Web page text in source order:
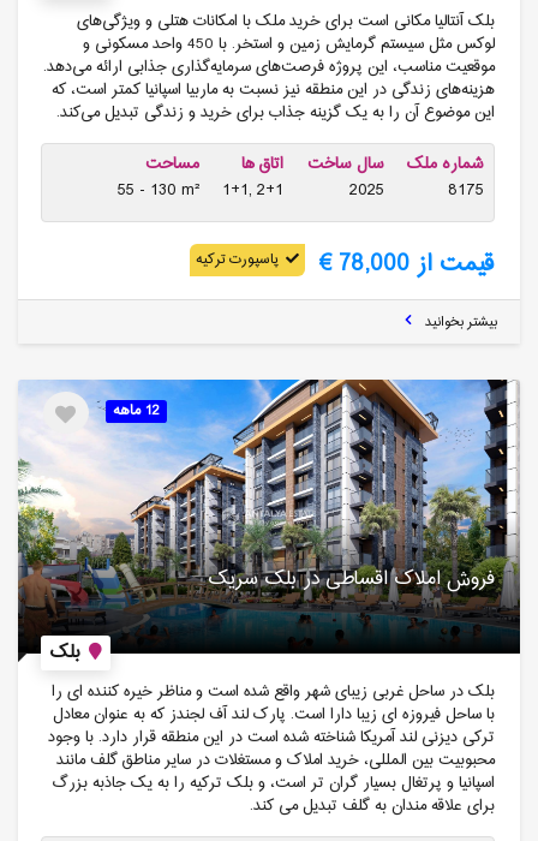
بلک آنتالیا مکانی است برای خرید ملک با امکانات هتلی و ویژگی‌های
لوکس مثل سیستم گرمایش زمین و استخر. با 450 واحد مسکونی و
موقعیت مناسب، این پروژه فرصت‌های سرمایه‌گذاری جذابی ارائه می‌دهد.
هزینه‌های زندگی در این منطقه نیز نسبت به ماربیا اسپانیا کمتر است، که
این موضوع آن را به یک گزینه جذاب برای خرید و زندگی تبدیل می‌کند.
شماره ملک
8175
سال ساخت
2025
اتاق ها
1+1, 2+1
مساحت
55 - 130 m²
قیمت از 78,000 € پاسپورت ترکیه
بیشتر بخوانید
12 ماهه
فروش املاک اقساطی در بلک سریک
بلک
بلک در ساحل غربی زیبای شهر واقع شده است و مناظر خیره کننده ای را
با ساحل فیروزه ای زیبا دارا است. پارک لند آف لجندز که به عنوان معادل
ترکی دیزنی لند آمریکا شناخته شده است در این منطقه قرار دارد. با وجود
محبوبیت بین المللی، خرید املاک و مستغلات در سایر مناطق گلف مانند
اسپانیا و پرتغال بسیار گران تر است، و بلک ترکیه را به یک جاذبه بزرگ
برای علاقه مندان به گلف تبدیل می کند.